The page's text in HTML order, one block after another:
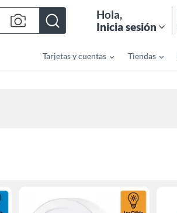
Hola,
Inicia sesión
Tarjetas y cuentas Tiendas